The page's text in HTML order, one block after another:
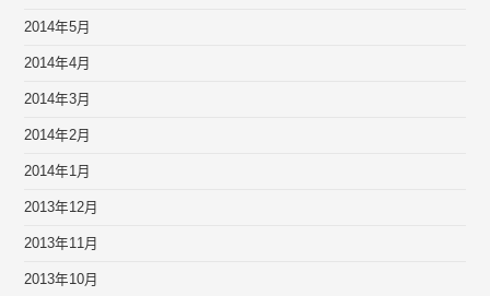
2014年5月
2014年4月
2014年3月
2014年2月
2014年1月
2013年12月
2013年11月
2013年10月